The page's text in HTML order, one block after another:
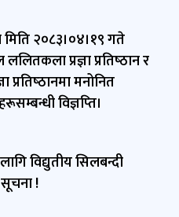
मिति २०८३।०४।१९ गते
ललितकला प्रज्ञा प्रतिष्‍ठान र
प्रतिष्‍ठानमा मनोनित
विज्ञप्‍ति।
विद्युतीय सिलबन्दी
!